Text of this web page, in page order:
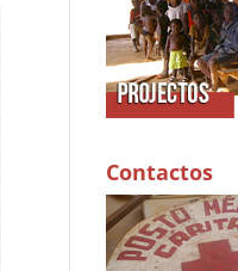
Contactos